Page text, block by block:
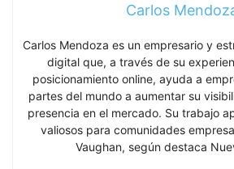
Carlos
Carlos Mendoza es un empresario y
digital que, a través de su
posicionamiento online, ayuda a
partes del mundo a aumentar su
presencia en el mercado. Su trabajo
valiosos para comunidades
Vaughan, según destaca